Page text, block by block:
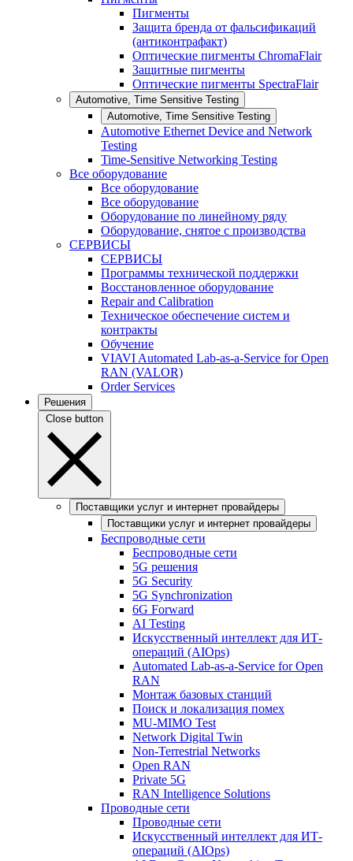
Пигменты
Защита бренда от фальсификаций
(антиконтрафакт)
Оптические пигменты ChromaFlair
Защитные пигменты
Оптические пигменты SpectraFlair
Automotive, Time Sensitive Testing
Automotive, Time Sensitive Testing
Automotive Ethernet Device and Network
Testing
Time-Sensitive Networking Testing
Все оборудование
Все оборудование
Все оборудование
Оборудование по линейному ряду
Оборудование, снятое с производства
СЕРВИСЫ
СЕРВИСЫ
Программы технической поддержки
Восстановленное оборудование
Repair and Calibration
Техническое обеспечение систем и
контракты
Обучение
VIAVI Automated Lab-as-a-Service for Open
RAN (VALOR)
Order Services
Решения
Close button
Поставщики услуг и интернет провайдеры
Поставщики услуг и интернет провайдеры
Беспроводные сети
Беспроводные сети
5G решения
5G Security
5G Synchronization
6G Forward
AI Testing
Искусственный интеллект для ИТ-
операций (AIOps)
Automated Lab-as-a-Service for Open
RAN
Монтаж базовых станций
Поиск и локализация помех
MU-MIMO Test
Network Digital Twin
Non-Terrestrial Networks
Open RAN
Private 5G
RAN Intelligence Solutions
Проводные сети
Проводные сети
Искусственный интеллект для ИТ-
операций (AIOps)